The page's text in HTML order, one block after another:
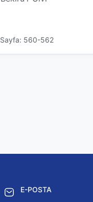
Sayfa: 560-562